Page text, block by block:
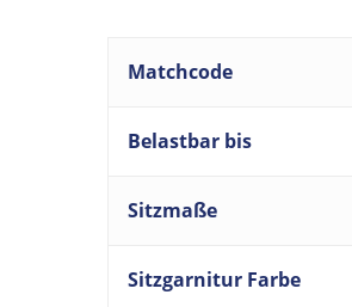
Matchcode
Belastbar bis
Sitzmaße
Sitzgarnitur Farbe